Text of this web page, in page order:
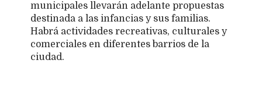
municipales llevarán adelante propuestas
destinada a las infancias y sus familias.
Habrá actividades recreativas, culturales y
comerciales en diferentes barrios de la
ciudad.